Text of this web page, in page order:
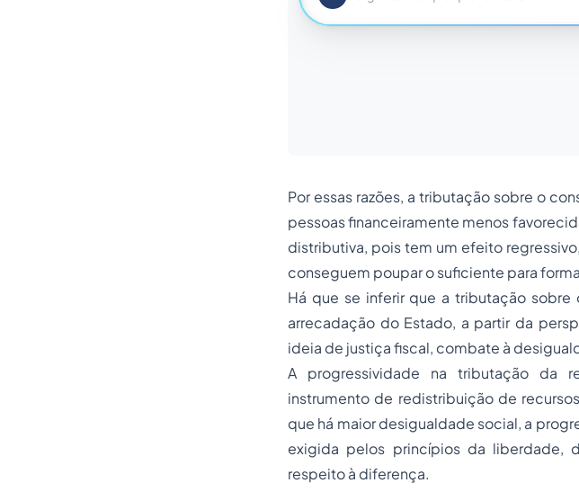
Por essas razões, a tributação sobre o
pessoas financeiramente menos
distributiva, pois tem um efeito
conseguem poupar o suficiente para
Há que se inferir que a tributação
arrecadação do Estado, a partir da
ideia de justiça fiscal, combate à
A progressividade na tributação da
instrumento de redistribuição de
que há maior desigualdade social, a
exigida pelos princípios da liberdade,
respeito à diferença.